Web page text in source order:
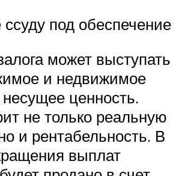
под обеспечение
может выступать
и недвижимое
ценность.
не только реальную
и рентабельность. В
выплат